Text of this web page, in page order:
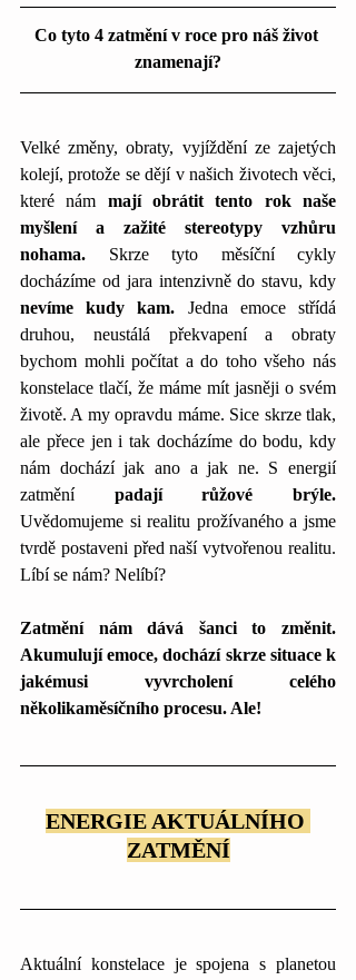
Co tyto 4 zatmění v roce pro náš život
znamenají?
Velké změny, obraty, vyjíždění ze zajetých
kolejí, protože se dějí v našich životech věci,
které nám mají obrátit tento rok naše
myšlení a zažité stereotypy vzhůru
nohama. Skrze tyto měsíční cykly
nevíme kudy kam. Jedna emoce střídá
druhou, neustálá překvapení a obraty
bychom mohli počítat a do toho všeho nás
konstelace tlačí, že máme mít jasněji o svém
životě. A my opravdu máme. Sice skrze tlak,
ale přece jen i tak docházíme do bodu, kdy
nám dochází jak ano a jak ne. S energií
zatmění padají růžové brýle.
Uvědomujeme si realitu prožívaného a jsme
tvrdě postaveni před naší vytvořenou realitu.
Líbí se nám? Nelíbí?
Zatmění nám dává šanci to změnit.
Akumulují emoce, dochází skrze situace k
jakémusi vyvrcholení celého
několikaměsíčního procesu. Ale!
ENERGIE AKTUÁLNÍHO
ZATMĚNÍ